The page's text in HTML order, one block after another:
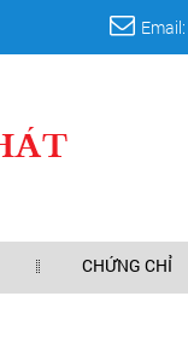
Email:
CHỨNG CHỈ